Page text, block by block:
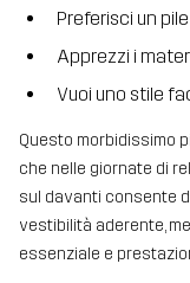
Preferisci un
Apprezzi i
Vuoi uno stile
Questo morbidissimo
che nelle giornate di
sul davanti consente
vestibilità aderente,
essenziale e